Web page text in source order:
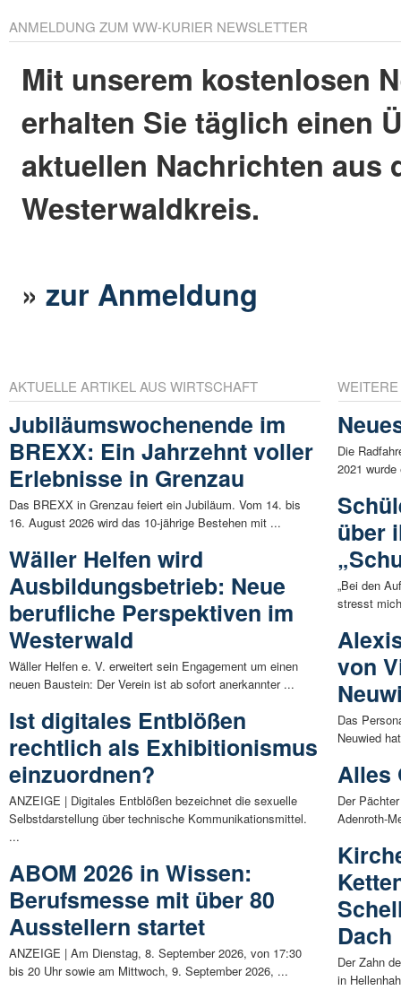
ANMELDUNG ZUM WW-KURIER NEWSLETTER
Mit unserem kostenlosen
erhalten Sie täglich einen
aktuellen Nachrichten aus
Westerwaldkreis.
»zur Anmeldung
AKTUELLE ARTIKEL AUS WIRTSCHAFT
Jubiläumswochenende im
BREXX: Ein Jahrzehnt voller
Erlebnisse in Grenzau
Das BREXX in Grenzau feiert ein Jubiläum. Vom 14. bis
16. August 2026 wird das 10-jährige Bestehen mit ...
Wäller Helfen wird
Ausbildungsbetrieb: Neue
berufliche Perspektiven im
Westerwald
Wäller Helfen e. V. erweitert sein Engagement um einen
neuen Baustein: Der Verein ist ab sofort anerkannter ...
Ist digitales Entblößen
rechtlich als Exhibitionismus
einzuordnen?
ANZEIGE | Digitales Entblößen bezeichnet die sexuelle
Selbstdarstellung über technische Kommunikationsmittel.
...
ABOM 2026 in Wissen:
Berufsmesse mit über 80
Ausstellern startet
ANZEIGE | Am Dienstag, 8. September 2026, von 17:30
bis 20 Uhr sowie am Mittwoch, 9. September 2026, ...
Die
2021
über
„Bei den
stresst
von
Das
Neuwied
Alles
Der
Adenroth-
Dach
Der Zahn
in